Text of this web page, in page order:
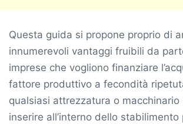
Questa guida si propone proprio di
innumerevoli vantaggi fruibili da
imprese che vogliono finanziare
fattore produttivo a fecondità
qualsiasi attrezzatura o macchinario
inserire all’interno dello